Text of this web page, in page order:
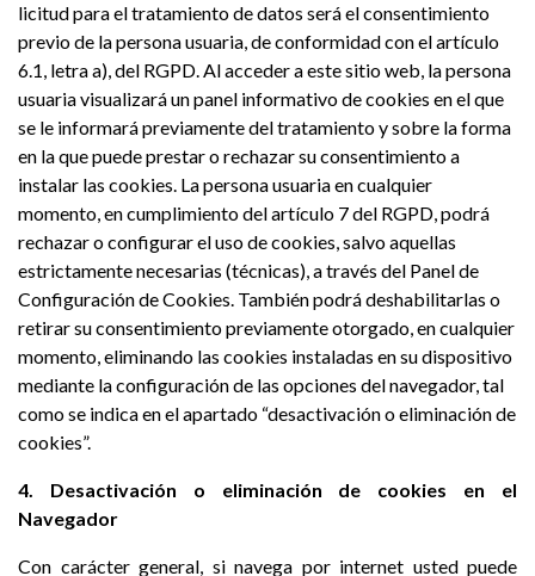
licitud para el tratamiento de datos será el consentimiento
previo de la persona usuaria, de conformidad con el artículo
6.1, letra a), del RGPD. Al acceder a este sitio web, la persona
usuaria visualizará un panel informativo de cookies en el que
se le informará previamente del tratamiento y sobre la forma
en la que puede prestar o rechazar su consentimiento a
instalar las cookies. La persona usuaria en cualquier
momento, en cumplimiento del artículo 7 del RGPD, podrá
rechazar o configurar el uso de cookies, salvo aquellas
estrictamente necesarias (técnicas), a través del Panel de
Configuración de Cookies. También podrá deshabilitarlas o
retirar su consentimiento previamente otorgado, en cualquier
momento, eliminando las cookies instaladas en su dispositivo
mediante la configuración de las opciones del navegador, tal
como se indica en el apartado “desactivación o eliminación de
cookies”.
4. Desactivación o eliminación de cookies en el
Navegador
Con carácter general, si navega por internet usted puede